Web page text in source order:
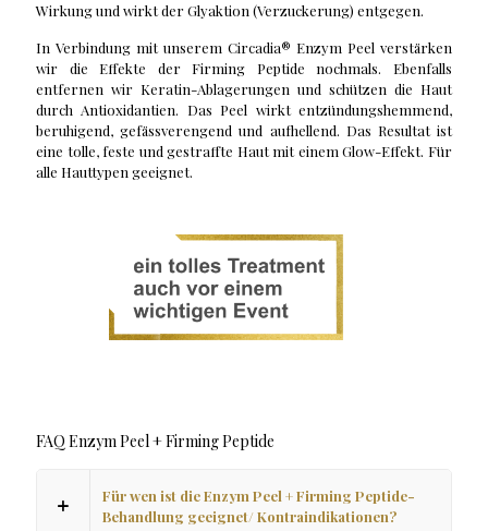
Wirkung und wirkt der Glyaktion (Verzuckerung) entgegen.
In Verbindung mit unserem Circadia® Enzym Peel verstärken
wir die Effekte der Firming Peptide nochmals. Ebenfalls
entfernen wir Keratin-Ablagerungen und schützen die Haut
durch Antioxidantien. Das Peel wirkt entzündungshemmend,
beruhigend, gefässverengend und aufhellend. Das Resultat ist
eine tolle, feste und gestraffte Haut mit einem Glow-Effekt. Für
alle Hauttypen geeignet.
FAQ Enzym Peel + Firming Peptide
Für wen ist die Enzym Peel + Firming Peptide-
Behandlung geeignet/ Kontraindikationen?